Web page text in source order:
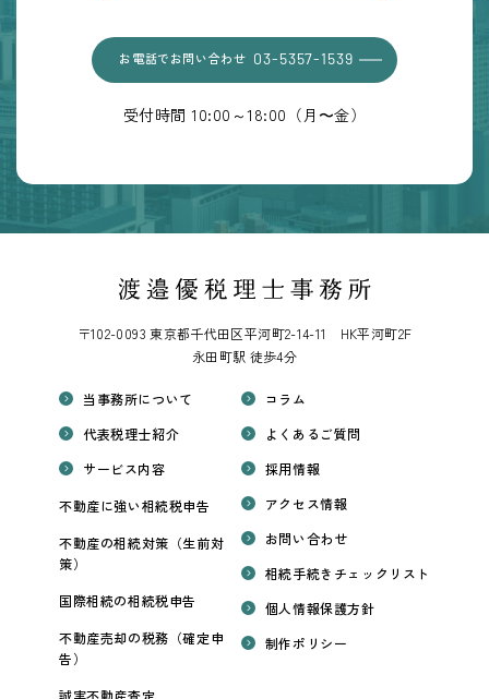
お電話でお問い合わせ 03-5357-1539
受付時間 10:00～18:00（月〜金）
〒102-0093 東京都千代田区平河町2-14-11 HK平河町2F
永田町駅 徒歩4分
当事務所について
代表税理士紹介
サービス内容
不動産に強い相続税申告
不動産の相続対策（生前対
策）
国際相続の相続税申告
不動産売却の税務（確定申
告）
コラム
よくあるご質問
採用情報
アクセス情報
お問い合わせ
相続手続きチェックリスト
個人情報保護方針
制作ポリシー